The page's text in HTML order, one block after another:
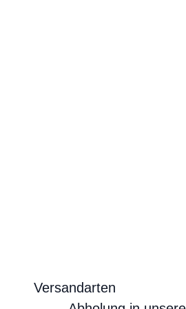
Versandarten